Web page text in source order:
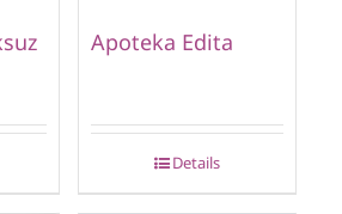
Apoteka Edita
Details